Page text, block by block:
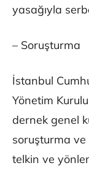
yasağıyla
– Soruşturma
İstanbul
Yönetim
dernek genel
soruşturma ve
telkin ve